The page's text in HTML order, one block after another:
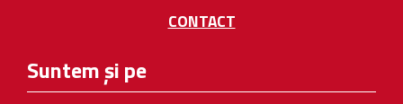
CONTACT
Suntem și pe